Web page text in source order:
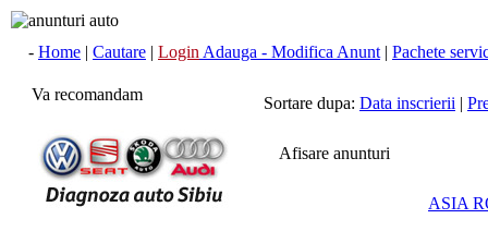
- Home | Cautare | Login Adauga - Modifica Anunt | Pachete
Va recomandam Sortare dupa: Data inscrierii |
Afisare anunturi
ASIA